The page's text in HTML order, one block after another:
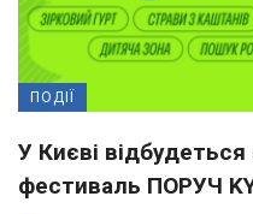
ПОДІЇ
У Києві
фестиваль ПОРУЧ